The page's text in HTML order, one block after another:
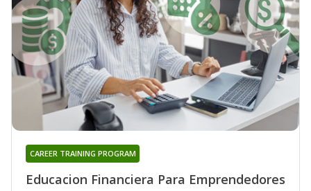
Educacion Financiera Para Emprendedores
CAREER TRAINING PROGRAM